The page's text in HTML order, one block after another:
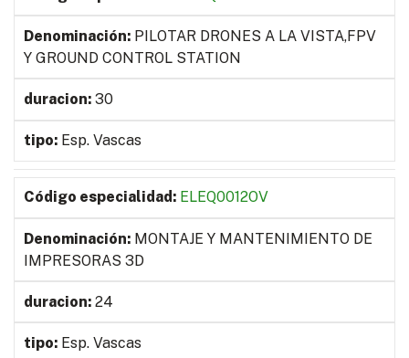
PILOTAR DRONES A LA VISTA,FPV
Y GROUND CONTROL STATION
30
Esp. Vascas
ELEQ0012OV
MONTAJE Y MANTENIMIENTO DE
IMPRESORAS 3D
24
Esp. Vascas